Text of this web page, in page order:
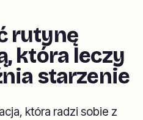
rutynę
która leczy
starzenie
która radzi sobie z